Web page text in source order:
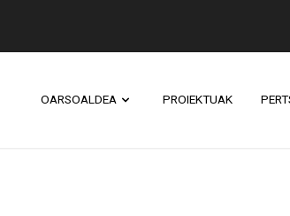
OARSOALDEA PROIEKTUAK